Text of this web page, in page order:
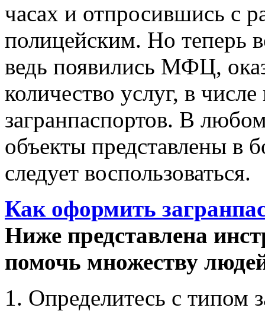
часах и отпросившись с
полицейским. Но теперь
ведь появились МФЦ,
количество услуг, в
загранпаспортов. В
объекты представлены в
следует воспользоваться.
Как оформить
Ниже представлена
помочь множеству
Определитесь с типом